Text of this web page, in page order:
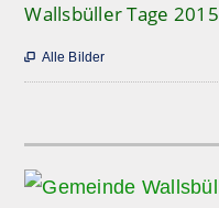
Wallsbüller Tage 2015
 Alle Bilder